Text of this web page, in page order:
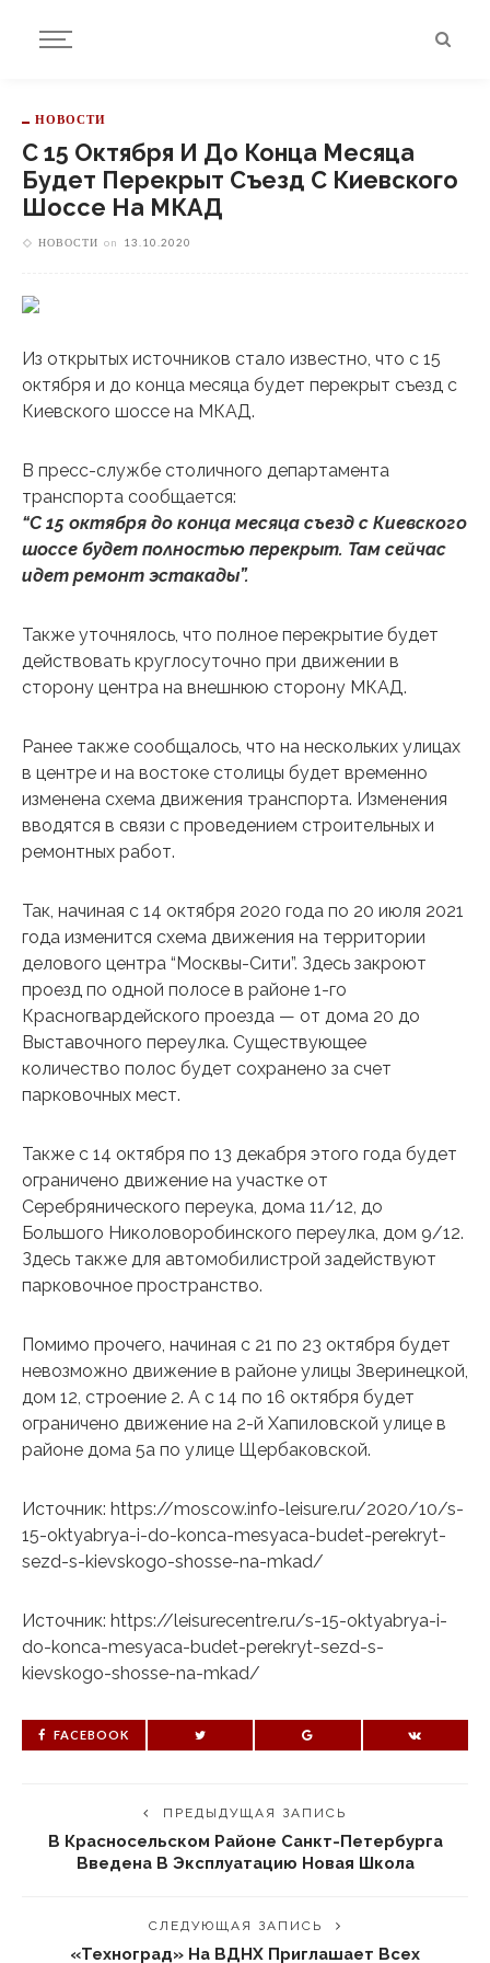
НОВОСТИ
С 15 Октября И До Конца Месяца
Будет Перекрыт Съезд С Киевского
Шоссе На МКАД
НОВОСТИ on 13.10.2020
Из открытых источников стало известно, что с 15
октября и до конца месяца будет перекрыт съезд с
Киевского шоссе на МКАД.
В пресс-службе столичного департамента
транспорта сообщается:
“С 15 октября до конца месяца съезд с Киевского
шоссе будет полностью перекрыт. Там сейчас
идет ремонт эстакады”.
Также уточнялось, что полное перекрытие будет
действовать круглосуточно при движении в
сторону центра на внешнюю сторону МКАД.
Ранее также сообщалось, что на нескольких улицах
в центре и на востоке столицы будет временно
изменена схема движения транспорта. Изменения
вводятся в связи с проведением строительных и
ремонтных работ.
Так, начиная с 14 октября 2020 года по 20 июля 2021
года изменится схема движения на территории
делового центра “Москвы-Сити”. Здесь закроют
проезд по одной полосе в районе 1-го
Красногвардейского проезда — от дома 20 до
Выставочного переулка. Существующее
количество полос будет сохранено за счет
парковочных мест.
Также с 14 октября по 13 декабря этого года будет
ограничено движение на участке от
Серебрянического переука, дома 11/12, до
Большого Николоворобинского переулка, дом 9/12.
Здесь также для автомобилистрой задействуют
парковочное пространство.
Помимо прочего, начиная с 21 по 23 октября будет
невозможно движение в районе улицы Зверинецкой,
дом 12, строение 2. А с 14 по 16 октября будет
ограничено движение на 2-й Хапиловской улице в
районе дома 5а по улице Щербаковской.
Источник: https://moscow.info-leisure.ru/2020/10/s-
15-oktyabrya-i-do-konca-mesyaca-budet-perekryt-
sezd-s-kievskogo-shosse-na-mkad/
Источник: https://leisurecentre.ru/s-15-oktyabrya-i-
do-konca-mesyaca-budet-perekryt-sezd-s-
kievskogo-shosse-na-mkad/
FACEBOOK
ПРЕДЫДУЩАЯ ЗАПИСЬ
В Красносельском Районе Санкт-Петербурга
Введена В Эксплуатацию Новая Школа
СЛЕДУЮЩАЯ ЗАПИСЬ
«Техноград» На ВДНХ Приглашает Всех